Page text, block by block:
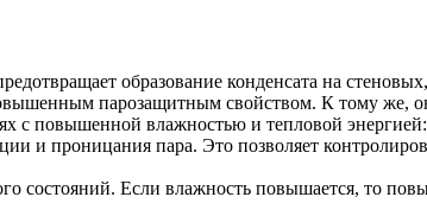
образование конденсата на
парозащитным свойством. К тому же,
с повышенной влажностью и тепловой
и проницания пара. Это позволяет
Если влажность повышается, то